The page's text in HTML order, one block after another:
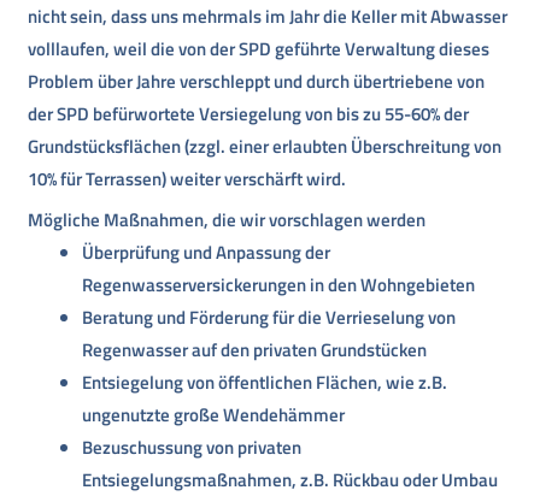
nicht sein, dass uns mehrmals im Jahr die Keller mit Abwasser
volllaufen, weil die von der SPD geführte Verwaltung dieses
Problem über Jahre verschleppt und durch übertriebene von
der SPD befürwortete Versiegelung von bis zu 55-60% der
Grundstücksflächen (zzgl. einer erlaubten Überschreitung von
10% für Terrassen) weiter verschärft wird.
Mögliche Maßnahmen, die wir vorschlagen werden
Überprüfung und Anpassung der
Regenwasserversickerungen in den Wohngebieten
Beratung und Förderung für die Verrieselung von
Regenwasser auf den privaten Grundstücken
Entsiegelung von öffentlichen Flächen, wie z.B.
ungenutzte große Wendehämmer
Bezuschussung von privaten
Entsiegelungsmaßnahmen, z.B. Rückbau oder Umbau